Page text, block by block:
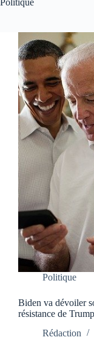
Politique
Politique
Biden va dévoiler
résistance de Trump
Rédaction